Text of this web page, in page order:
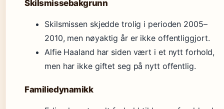
Skilsmissebakgrunn
Skilsmissen skjedde trolig i perioden 2005–
2010, men nøyaktig år er ikke offentliggjort.
Alfie Haaland har siden vært i et nytt forhold,
men har ikke giftet seg på nytt offentlig.
Familiedynamikk